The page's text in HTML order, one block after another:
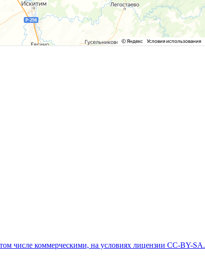
числе коммерческими, на условиях лицензии CC-BY-SA.